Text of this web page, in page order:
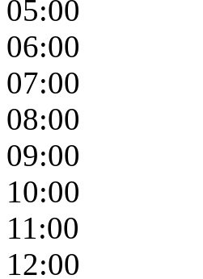
05:00
06:00
07:00
08:00
09:00
10:00
11:00
12:00